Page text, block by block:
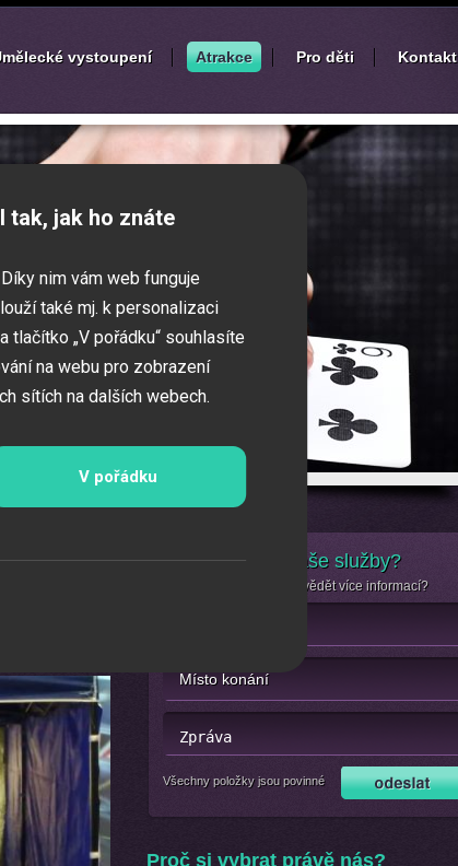
vystoupení Atrakce Pro děti Kontakt
přesných
Zbraně jsou
Máte zájem o naše služby?
Nebo se jen chcete dozvědět více informací?
Všechny položky jsou povinné
Proč si vybrat právě nás?
tak, jak ho znáte
nim vám web funguje
také mj. k personalizaci
tlačítko „V pořádku“ souhlasíte
na webu pro zobrazení
sítích na dalších webech.
V pořádku